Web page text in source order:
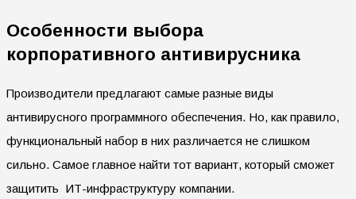
Особенности выбора
корпоративного антивирусника
Производители предлагают самые разные виды
антивирусного программного обеспечения. Но, как правило,
функциональный набор в них различается не слишком
сильно. Самое главное найти тот вариант, который сможет
защитить ИТ-инфраструктуру компании.